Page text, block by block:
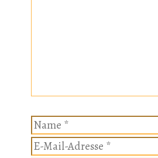
Name
E-